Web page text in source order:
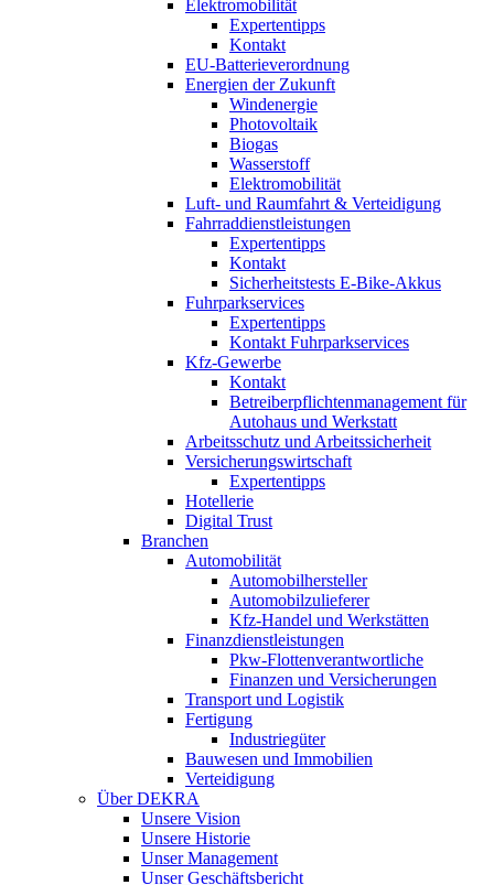
Elektromobilität
Expertentipps
Kontakt
EU-Batterieverordnung
Energien der Zukunft
Windenergie
Photovoltaik
Biogas
Wasserstoff
Elektromobilität
Luft- und Raumfahrt & Verteidigung
Fahrraddienstleistungen
Expertentipps
Kontakt
Sicherheitstests E-Bike-Akkus
Fuhrparkservices
Expertentipps
Kontakt Fuhrparkservices
Kfz-Gewerbe
Kontakt
Betreiberpflichtenmanagement für
Autohaus und Werkstatt
Arbeitsschutz und Arbeitssicherheit
Versicherungswirtschaft
Expertentipps
Hotellerie
Digital Trust
Branchen
Automobilität
Automobilhersteller
Automobilzulieferer
Kfz-Handel und Werkstätten
Finanzdienstleistungen
Pkw‑Flottenverantwortliche
Finanzen und Versicherungen
Transport und Logistik
Fertigung
Industriegüter
Bauwesen und Immobilien
Verteidigung
Über DEKRA
Unsere Vision
Unsere Historie
Unser Management
Unser Geschäftsbericht